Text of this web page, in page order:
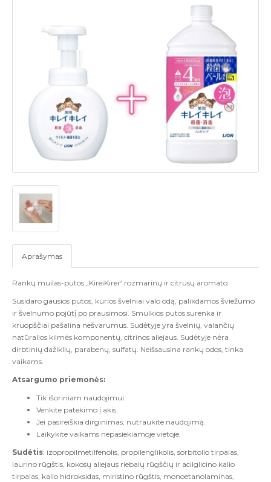
Aprašymas
Rankų muilas-putos „KireiKirei“ rozmarinų ir citrusų aromato.
Susidaro gausios putos, kurios švelniai valo odą, palikdamos šviežumo
ir švelnumo pojūtį po prausimosi. Smulkios putos surenka ir
kruopščiai pašalina nešvarumus. Sudėtyje yra švelnių, valančių
natūralios kilmės komponentų, citrinos aliejaus. Sudėtyje nėra
dirbtinių dažiklių, parabenų, sulfatų. Neišsausina rankų odos, tinka
vaikams.
Atsargumo priemonės:
Tik išoriniam naudojimui.
Venkite patekimo į akis.
Jei pasireiškia dirginimas, nutraukite naudojimą.
Laikykite vaikams nepasiekiamoje vietoje.
Sudėtis: izopropilmetilfenolis, propilenglikolis, sorbitolio tirpalas,
laurino rūgštis, kokosų aliejaus riebalų rūgščių ir acilglicino kalio
tirpalas, kalio hidroksidas, miristino rūgštis, monoetanolaminas,